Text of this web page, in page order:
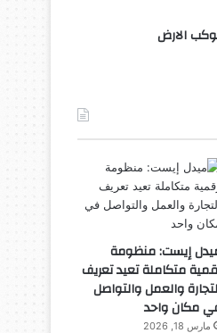
الارض
إيست: منظومة
متكاملة تعيد تعريف
والعمل والتواصل
مكان واحد
مارس 18, 2026